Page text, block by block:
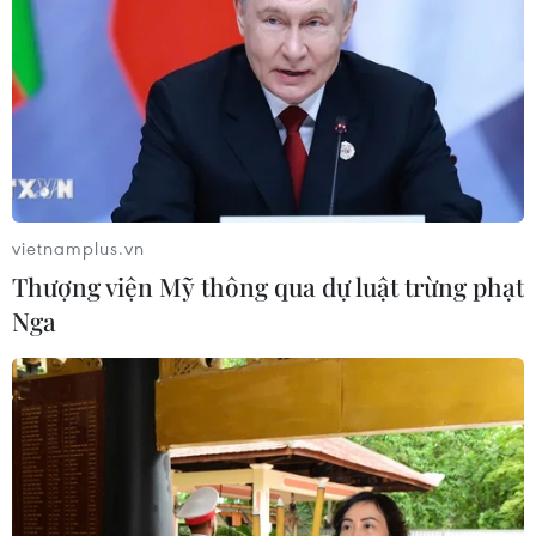
trưởng Eurozone
05/08/2026 22:59
Tổng thống Nga thay đổi vị
trí các chỉ huy tại mặt trận Ukraine
05/08/2026 15:26
Đâm dao ở trung tâm London, một
nữ nghi phạm bị bắt giữ
05/08/2026 15:07
Nhiều chuyến bay tại Đức chuyển
vietnamplus.vn
Thượng viện Mỹ thông qua dự luật trừng phạt
Nga